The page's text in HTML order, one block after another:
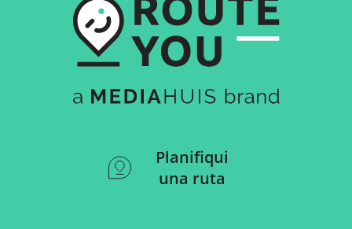
Planifiqui
una ruta